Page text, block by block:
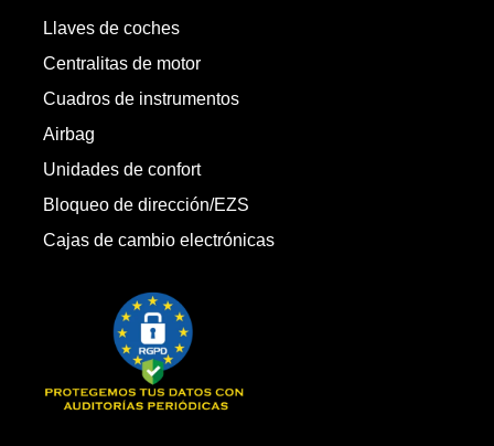
Llaves de coches
Centralitas de motor
Cuadros de instrumentos
Airbag
Unidades de confort
Bloqueo de dirección/EZS
Cajas de cambio electrónicas